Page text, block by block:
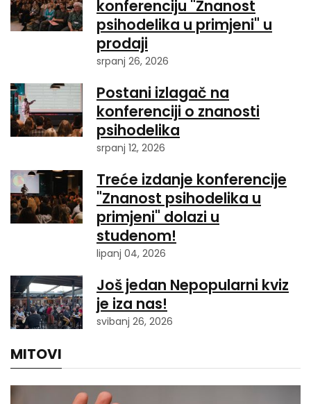
konferenciju "Znanost
psihodelika u primjeni" u
prodaji
srpanj 26, 2026
Postani izlagač na
konferenciji o znanosti
psihodelika
srpanj 12, 2026
Treće izdanje konferencije
"Znanost psihodelika u
primjeni" dolazi u
studenom!
lipanj 04, 2026
Još jedan Nepopularni kviz
je iza nas!
svibanj 26, 2026
MITOVI